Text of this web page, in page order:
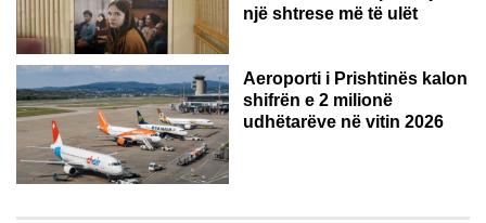
një shtrese më të ulët
Aeroporti i Prishtinës kalon
shifrën e 2 milionë
udhëtarëve në vitin 2026